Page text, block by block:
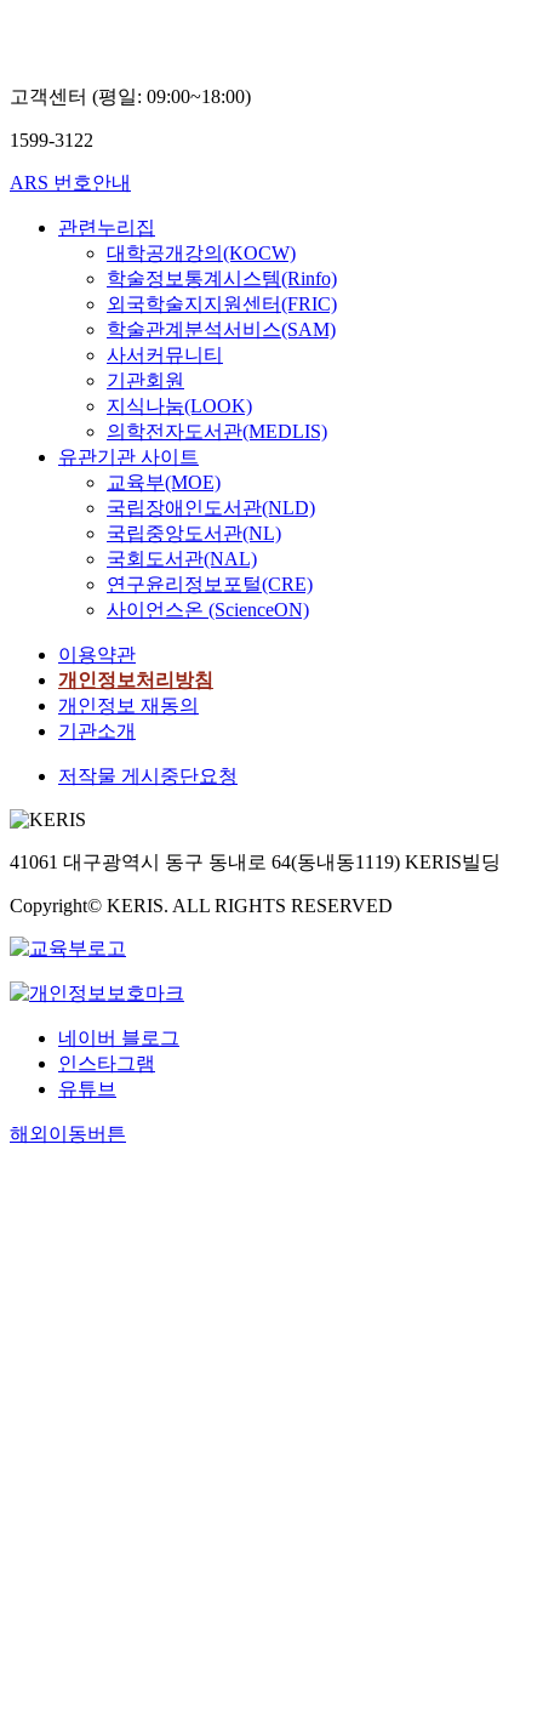
고객센터 (평일: 09:00~18:00)
1599-3122
ARS 번호안내
관련누리집
대학공개강의(KOCW)
학술정보통계시스템(Rinfo)
외국학술지지원센터(FRIC)
학술관계분석서비스(SAM)
사서커뮤니티
기관회원
지식나눔(LOOK)
의학전자도서관(MEDLIS)
유관기관 사이트
교육부(MOE)
국립장애인도서관(NLD)
국립중앙도서관(NL)
국회도서관(NAL)
연구윤리정보포털(CRE)
사이언스온 (ScienceON)
이용약관
개인정보처리방침
개인정보 재동의
기관소개
저작물 게시중단요청
41061 대구광역시 동구 동내로 64(동내동1119) KERIS빌딩
Copyright© KERIS. ALL RIGHTS RESERVED
네이버 블로그
인스타그램
유튜브
해외이동버튼